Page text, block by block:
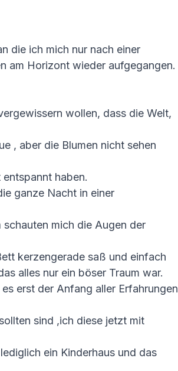
die ich mich nur nach einer
am Horizont wieder aufgegangen.
wollen, dass die Welt,
, aber die Blumen nicht sehen
haben.
ganze Nacht in einer
mich die Augen der
kerzengerade saß und einfach
alles nur ein böser Traum war.
erst der Anfang aller Erfahrungen
sind ,ich diese jetzt mit
ein Kinderhaus und das